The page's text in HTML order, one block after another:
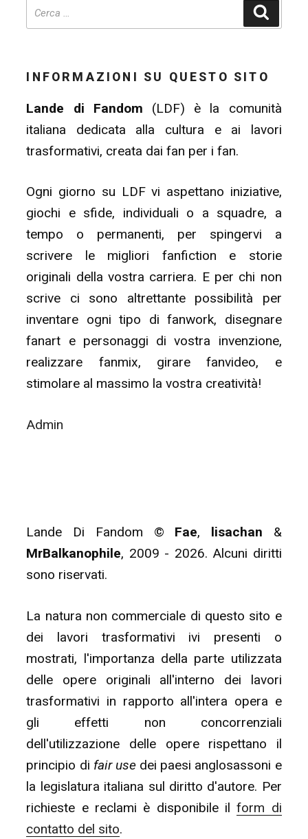
INFORMAZIONI SU QUESTO SITO
Lande di Fandom (LDF) è la comunità
italiana dedicata alla cultura e ai lavori
trasformativi, creata dai fan per i fan.
Ogni giorno su LDF vi aspettano iniziative,
giochi e sfide, individuali o a squadre, a
tempo o permanenti, per spingervi a
scrivere le migliori fanfiction e storie
originali della vostra carriera. E per chi non
scrive ci sono altrettante possibilità per
inventare ogni tipo di fanwork, disegnare
fanart e personaggi di vostra invenzione,
realizzare fanmix, girare fanvideo, e
stimolare al massimo la vostra creatività!
Admin
Lande Di Fandom © Fae, lisachan &
MrBalkanophile, 2009 - 2026. Alcuni diritti
sono riservati.
La natura non commerciale di questo sito e
dei lavori trasformativi ivi presenti o
mostrati, l'importanza della parte utilizzata
delle opere originali all'interno dei lavori
trasformativi in rapporto all'intera opera e
gli effetti non concorrenziali
dell'utilizzazione delle opere rispettano il
principio di fair usedei paesi anglosassoni e
la legislatura italiana sul diritto d'autore. Per
richieste e reclami è disponibile ilform di
contatto del sito.